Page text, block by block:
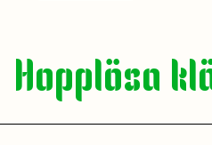
Hopplösa